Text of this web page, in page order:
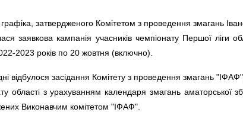
графіка, затвердженого Комітетом з проведення змагань
заявкова кампанія учасників чемпіонату Першої ліги
2023 років по 20 жовтня (включно).
відбулося засідання Комітету з проведення змагань
області з урахуванням календаря змагань аматорської
Виконавчим комітетом "ІФАФ".